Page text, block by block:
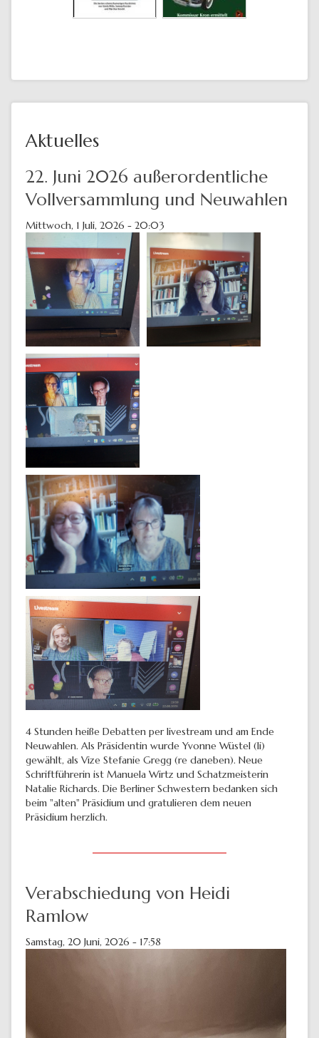
Aktuelles
22. Juni 2026 außerordentliche
Vollversammlung und Neuwahlen
Mittwoch, 1 Juli, 2026 - 20:03
4 Stunden heiße Debatten per livestream und am Ende
Neuwahlen. Als Präsidentin wurde Yvonne Wüstel (li)
gewählt, als Vize Stefanie Gregg (re daneben). Neue
Schriftführerin ist Manuela Wirtz und Schatzmeisterin
Natalie Richards. Die Berliner Schwestern bedanken sich
beim "alten" Präsidium und gratulieren dem neuen
Präsidium herzlich.
Verabschiedung von Heidi
Ramlow
Samstag, 20 Juni, 2026 - 17:58